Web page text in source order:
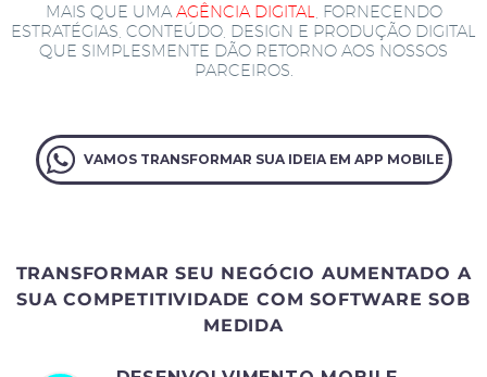
MAIS QUE UMA AGÊNCIA DIGITAL
, FORNECENDO
ESTRATÉGIAS, CONTEÚDO, DESIGN E PRODUÇÃO DIGITAL
QUE SIMPLESMENTE DÃO RETORNO AOS NOSSOS
PARCEIROS.
VAMOS TRANSFORMAR SUA IDEIA EM APP MOBILE
TRANSFORMAR SEU NEGÓCIO AUMENTADO A
SUA COMPETITIVIDADE COM SOFTWARE SOB
MEDIDA